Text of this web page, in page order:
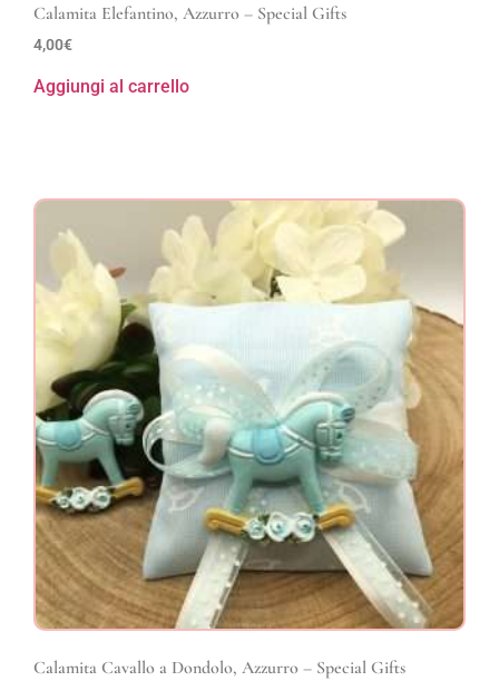
Calamita Elefantino, Azzurro – Special Gifts
4,00€
Aggiungi al carrello
Calamita Cavallo a Dondolo, Azzurro – Special Gifts